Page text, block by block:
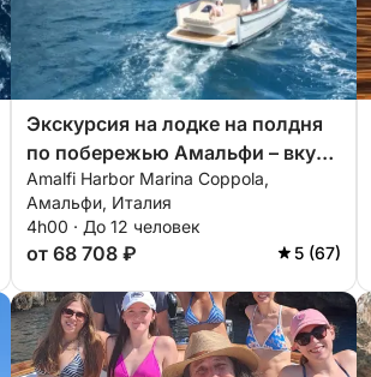
Экскурсия на лодке на полдня
по побережью Амальфи – вкус
рая у моря
Amalfi Harbor Marina Coppola,
Амальфи, Италия
4h00 · До 12 человек
от 68 708 ₽ 5 (67)